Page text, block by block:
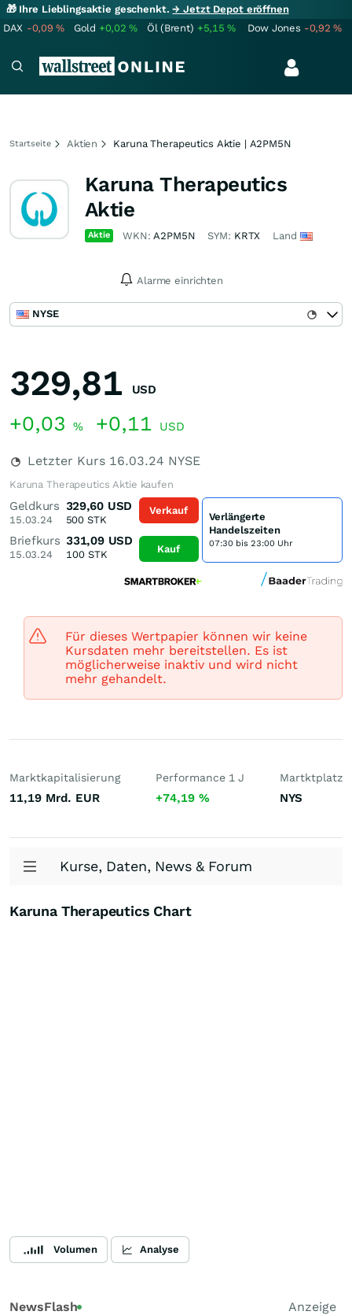
🎁 Ihre Lieblingsaktie geschenkt.→ Jetzt Depot eröffnen
DAX -0,09% Gold +0,02% Öl (Brent) +5,15% Dow Jones -0,92%
Startseite Aktien Karuna Therapeutics Aktie | A2PM5N
Karuna Therapeutics
Aktie
Aktie WKN:A2PM5N SYM: KRTX Land
Alarme einrichten
NYSE
329,81 USD
+0,03 % +0,11 USD
Letzter Kurs 16.03.24 NYSE
Karuna Therapeutics Aktie kaufen
Geldkurs
15.03.24
329,60 USD
500 STK
Briefkurs
15.03.24
331,09 USD
100STK
Verkauf
Kauf
Verlängerte
Handelszeiten
07:30 bis 23:00 Uhr
Für dieses Wertpapier können wir keine
Kursdaten mehr bereitstellen. Es ist
möglicherweise inaktiv und wird nicht
mehr gehandelt.
Marktkapitalisierung
11,19 Mrd. EUR
Performance 1 J
+74,19 %
Martktplatz
NYS
Kurse, Daten, News & Forum
Karuna Therapeutics Chart
Volumen Analyse
NewsFlash
Anzeige